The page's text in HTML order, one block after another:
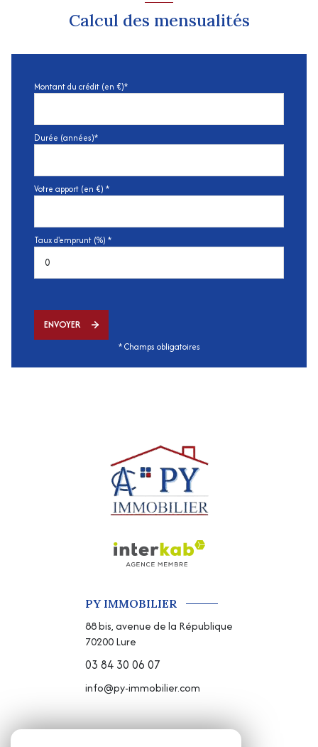
Calcul des mensualités
Montant du crédit (en €)*
Durée (années)*
Votre apport (en €) *
Taux d'emprunt (%) *
ENVOYER
* Champs obligatoires
PY IMMOBILIER
88 bis, avenue de la République
70200Lure
03 84 30 06 07
info@py-immobilier.com